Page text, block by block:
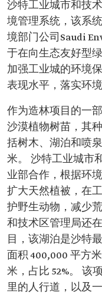
沙特工业城市和技
境管理系统，该系
境部门公司Saudi
于在向生态友好型
加强工业城的环境
表现水平，落实环
作为造林项目的一
沙漠植物树苗，其
括树木、湖泊和喷
米。 沙特工业城市
业部合作，根据环
扩大天然植被，在
护野生动物，减少
和技术区管理局还
目，该湖泊是沙特
面积 400,000 平方
米，占比 52%。 该
里的人行道，以及